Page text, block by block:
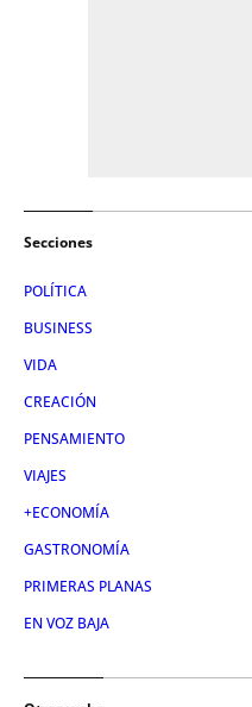
Secciones
POLÍTICA
BUSINESS
VIDA
CREACIÓN
PENSAMIENTO
VIAJES
+ECONOMÍA
GASTRONOMÍA
PRIMERAS PLANAS
EN VOZ BAJA